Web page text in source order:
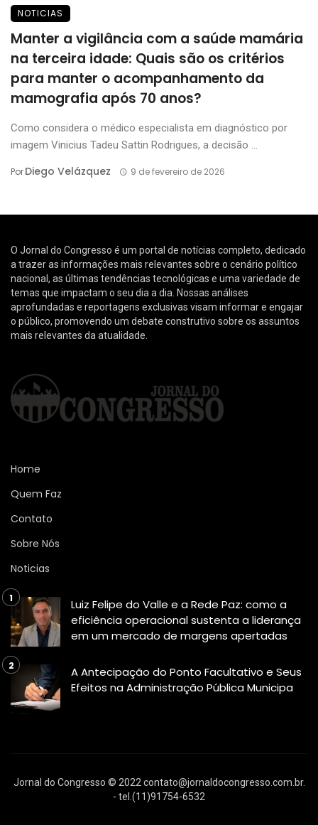
NOTICIAS
Manter a vigilância com a saúde mamária
na terceira idade: Quais são os critérios
para manter o acompanhamento da
mamografia após 70 anos?
Como considera o médico especialista em diagnóstico por
imagem Vinicius Tadeu Sattin Rodrigues, a decisão ...
PorDiego Velázquez 9 de fevereiro de 2026
O Jornal do Congresso é um portal de notícias completo, dedicado
a trazer as informações mais relevantes sobre o cenário político
nacional, as últimas tendências tecnológicas e uma variedade de
temas que impactam o seu dia a dia. Nossas análises
aprofundadas e reportagens exclusivas visam informar e engajar
o público, promovendo um debate construtivo sobre os assuntos
mais relevantes da atualidade.
Home
Quem Faz
Contato
Sobre Nós
Noticias
Luiz Felipe do Valle e a Rede Paz: como a
eficiência operacional sustenta a liderança
em um mercado de margens apertadas
A Antecipação do Ponto Facultativo e Seus
Efeitos na Administração Pública Municipa
Jornal do Congresso © 2022 contato@jornaldocongresso.com.br.
- tel.(11)91754-6532